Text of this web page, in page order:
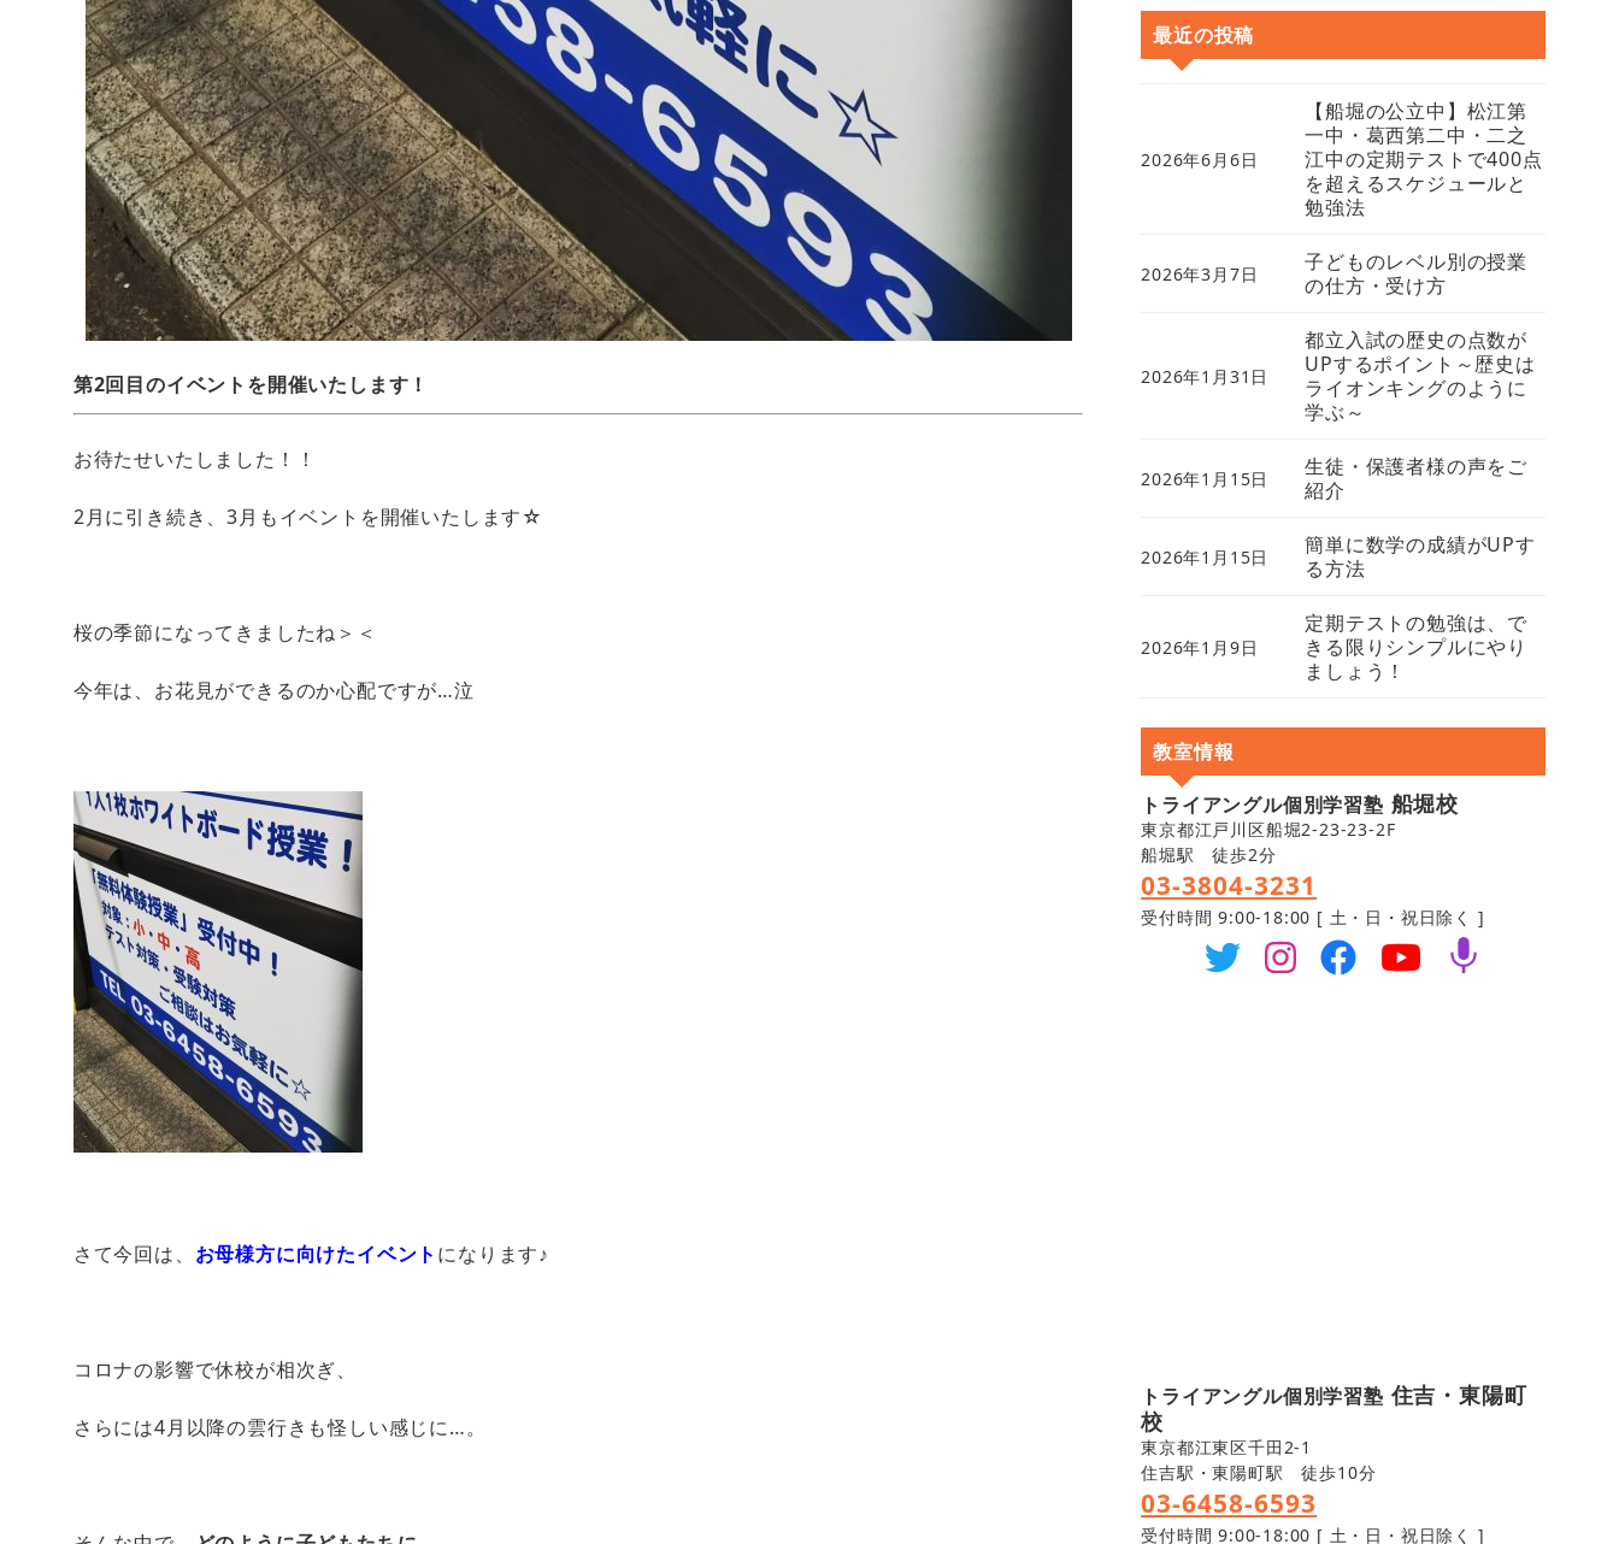
第2回目のイベントを開催いたします！
お待たせいたしました！！
2月に引き続き、3月もイベントを開催いたします☆
桜の季節になってきましたね＞＜
今年は、お花見ができるのか心配ですが…泣
さて今回は、 お母様方に向けたイベント になります♪
コロナの影響で休校が相次ぎ、
さらには4月以降の雲行きも怪しい感じに…。
最近の投稿
【船堀の公立中】松江第
一中・葛西第二中・二之
江中の定期テストで400点
を超えるスケジュールと
勉強法
2026年6月6日
子どものレベル別の授業
の仕方・受け方
2026年3月7日
都立入試の歴史の点数が
UPするポイント～歴史は
ライオンキングのように
学ぶ～
2026年1月31日
生徒・保護者様の声をご
紹介
2026年1月15日
簡単に数学の成績がUPす
る方法
2026年1月15日
定期テストの勉強は、で
きる限りシンプルにやり
ましょう！
2026年1月9日
教室情報
トライアングル個別学習塾 船堀校
東京都江戸川区船堀2-23-23-2F
船堀駅 徒歩2分
03-3804-3231
受付時間 9:00-18:00 [ 土・日・祝日除く ]
トライアングル個別学習塾 住吉・東陽町
校
東京都江東区千田2-1
住吉駅・東陽町駅 徒歩10分
03-6458-6593
受付時間 9:00-18:00 [ 土・日・祝日除く ]